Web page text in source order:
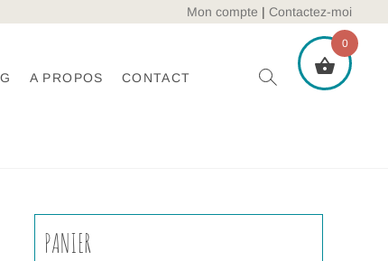
Mon compte | Contactez-moi
A PROPOS CONTACT
PANIER
0